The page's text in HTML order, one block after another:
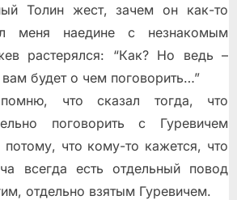
Толин жест, зачем он как-то
меня наедине с незнакомым
растерялся: “Как? Но ведь –
будет о чем поговорить…”
что сказал тогда, что
поговорить с Гуревичем
потому, что кому-то кажется, что
всегда есть отдельный повод
отдельно взятым Гуревичем.